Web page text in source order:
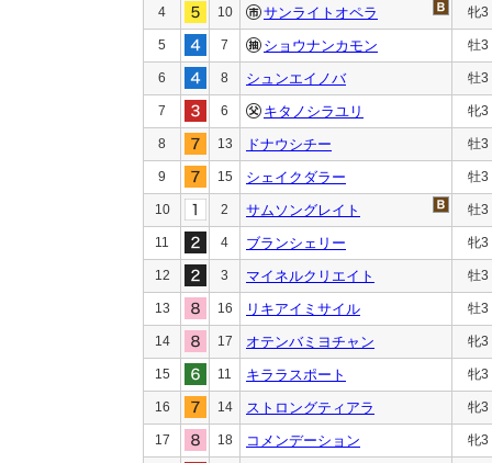
4 10 サンライトオペラ 牝3
5 7 ショウナンカモン 牡3
6 8 シュンエイノバ 牡3
7 6 キタノシラユリ 牝3
8 13 ドナウシチー 牡3
9 15 シェイクダラー 牡3
10 2 サムソングレイト 牡3
11 4 ブランシェリー 牝3
12 3 マイネルクリエイト 牡3
13 16 リキアイミサイル 牡3
14 17 オテンバミヨチャン 牝3
15 11 キララスポート 牝3
16 14 ストロングティアラ 牝3
17 18 コメンデーション 牝3